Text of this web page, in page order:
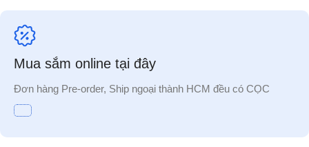
Mua sắm online tại đây
Đơn hàng Pre-order, Ship ngoại thành HCM đều có CỌC